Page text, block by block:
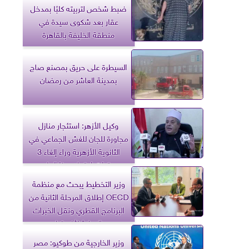
ضبط شخص لتربيته كلبًا بمدخل
عقار بعد شكوى سيدة في
منطقة الخليفة بالقاهرة
السيطرة على حريق بمصنع صاج
بمدينة العاشر من رمضان
وكيل الأزهر: استئجار منازل
مجاورة للجان للغش الجماعي في
الثانوية الأزهرية وراء إلغاء 3
مقرات امتحان هذا العام
وزير التخطيط يبحث مع منظمة
OECD إطلاق المرحلة الثانية من
البرنامج القطري ونقل الخبرات
الدولية لأفريقيا
وزير الخارجية من طوكيو: مصر